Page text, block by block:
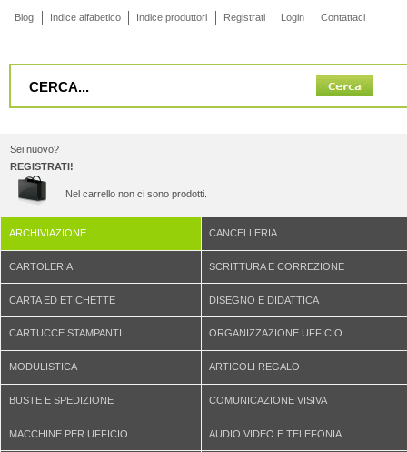
Blog Indice alfabetico Indice produttori Registrati Login Contattaci
Sei nuovo?
REGISTRATI!
Nel carrello non ci sono prodotti.
ARCHIVIAZIONE CANCELLERIA
CARTOLERIA SCRITTURA E CORREZIONE
CARTA ED ETICHETTE DISEGNO E DIDATTICA
CARTUCCE STAMPANTI ORGANIZZAZIONE UFFICIO
MODULISTICA ARTICOLI REGALO
BUSTE E SPEDIZIONE COMUNICAZIONE VISIVA
MACCHINE PER UFFICIO AUDIO VIDEO E TELEFONIA